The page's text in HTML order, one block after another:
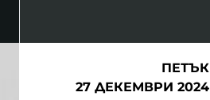
ПЕТЪК
27 ДЕКЕМВРИ 2024